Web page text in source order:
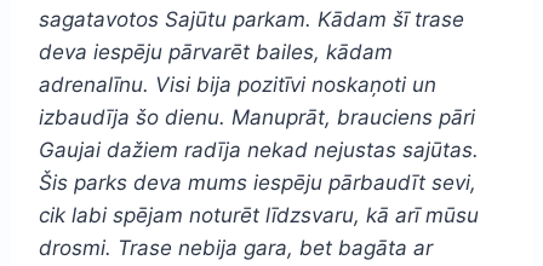
sagatavotos Sajūtu parkam. Kādam šī trase
deva iespēju pārvarēt bailes, kādam
adrenalīnu. Visi bija pozitīvi noskaņoti un
izbaudīja šo dienu. Manuprāt, brauciens pāri
Gaujai dažiem radīja nekad nejustas sajūtas.
Šis parks deva mums iespēju pārbaudīt sevi,
cik labi spējam noturēt līdzsvaru, kā arī mūsu
drosmi. Trase nebija gara, bet bagāta ar